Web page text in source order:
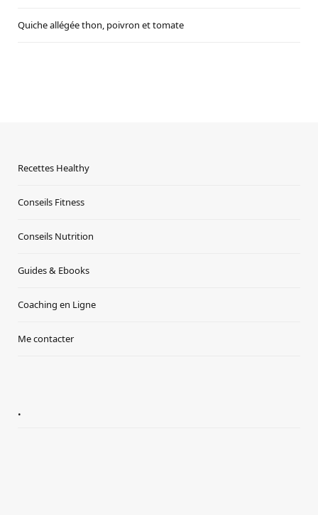
Quiche allégée thon, poivron et tomate
Recettes Healthy
Conseils Fitness
Conseils Nutrition
Guides & Ebooks
Coaching en Ligne
Me contacter
.